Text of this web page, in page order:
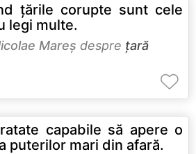
ţările corupte sunt cele
legi multe.
Mareș despre țară
capabile să apere o
puterilor mari din afară.